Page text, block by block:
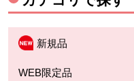
新規品
WEB限定品